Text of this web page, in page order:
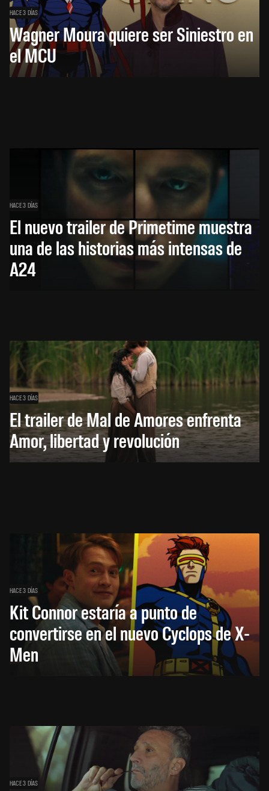
HACE 3 DÍAS
Wagner Moura quiere ser Siniestro en
el MCU
HACE 3 DÍAS
El nuevo trailer de Primetime muestra
una de las historias más intensas de
A24
HACE 3 DÍAS
El trailer de Mal de Amores enfrenta
Amor, libertad y revolución
HACE 3 DÍAS
Kit Connor estaría a punto de
convertirse en el nuevo Cyclops de X-
Men
HACE 3 DÍAS